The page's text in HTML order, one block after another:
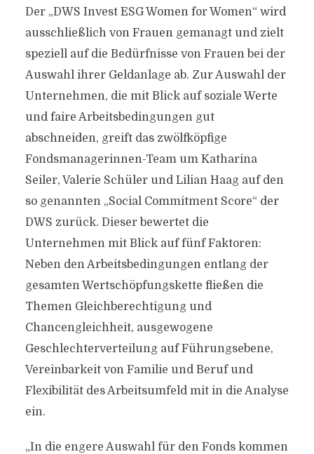
Der „DWS Invest ESG Women for Women“ wird
ausschließlich von Frauen gemanagt und zielt
speziell auf die Bedürfnisse von Frauen bei der
Auswahl ihrer Geldanlage ab. Zur Auswahl der
Unternehmen, die mit Blick auf soziale Werte
und faire Arbeitsbedingungen gut
abschneiden, greift das zwölfköpfige
Fondsmanagerinnen-Team um Katharina
Seiler, Valerie Schüler und Lilian Haag auf den
so genannten „Social Commitment Score“ der
DWS zurück. Dieser bewertet die
Unternehmen mit Blick auf fünf Faktoren:
Neben den Arbeitsbedingungen entlang der
gesamten Wertschöpfungskette fließen die
Themen Gleichberechtigung und
Chancengleichheit, ausgewogene
Geschlechterverteilung auf Führungsebene,
Vereinbarkeit von Familie und Beruf und
Flexibilität des Arbeitsumfeld mit in die Analyse
ein.
„In die engere Auswahl für den Fonds kommen